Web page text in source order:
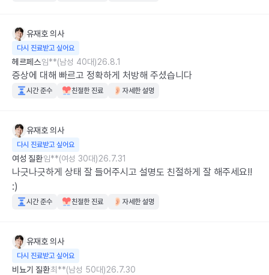
유재호의사
다시 진료받고 싶어요
헤르페스임**(남성 40대)26.8.1
증상에 대해 빠르고 정확하게 처방해 주셨습니다
시간 준수 친절한 진료 자세한 설명
유재호의사
다시 진료받고 싶어요
여성 질환임**(여성 30대)26.7.31
나긋나긋하게 상태 잘 들어주시고 설명도 친절하게 잘 해주세요!!
:)
시간 준수 친절한 진료 자세한 설명
유재호의사
다시 진료받고 싶어요
비뇨기 질환최**(남성 50대)26.7.30